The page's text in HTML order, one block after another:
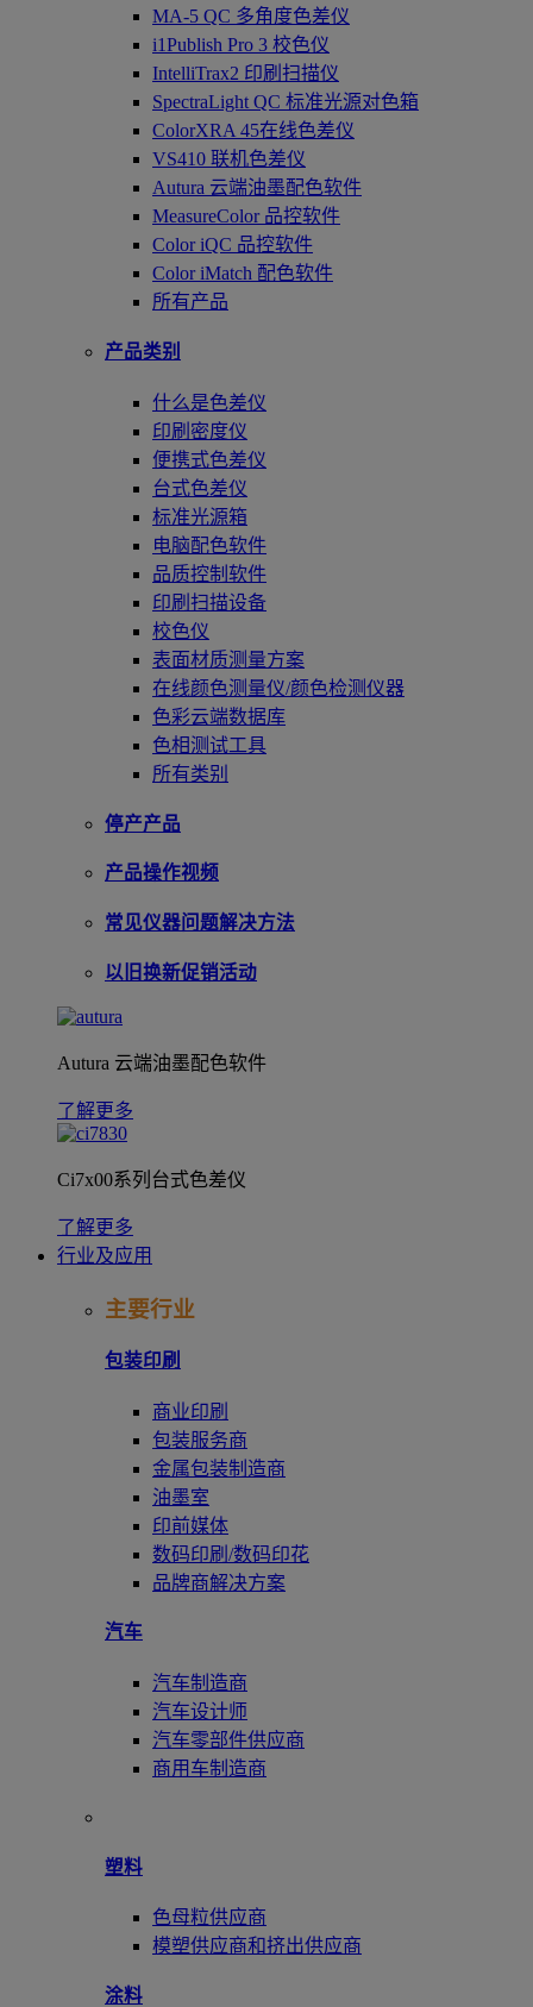
MA-5 QC 多角度色差仪
i1Publish Pro 3 校色仪
IntelliTrax2 印刷扫描仪
SpectraLight QC 标准光源对色箱
ColorXRA 45在线色差仪
VS410 联机色差仪
Autura 云端油墨配色软件
MeasureColor 品控软件
Color iQC 品控软件
Color iMatch 配色软件
所有产品
产品类别
什么是色差仪
印刷密度仪
便携式色差仪
台式色差仪
标准光源箱
电脑配色软件
品质控制软件
印刷扫描设备
校色仪
表面材质测量方案
在线颜色测量仪/颜色检测仪器
色彩云端数据库
色相测试工具
所有类别
停产产品
产品操作视频
常见仪器问题解决方法
以旧换新促销活动
Autura 云端油墨配色软件
了解更多
Ci7x00系列台式色差仪
了解更多
行业及应用
主要行业
包装印刷
商业印刷
包装服务商
金属包装制造商
油墨室
印前媒体
数码印刷/数码印花
品牌商解决方案
汽车
汽车制造商
汽车设计师
汽车零部件供应商
商用车制造商
塑料
色母粒供应商
模塑供应商和挤出供应商
涂料